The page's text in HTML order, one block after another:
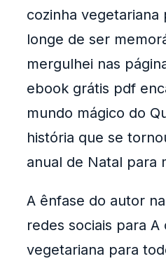
cozinha vegetariana
longe de ser
mergulhei nas
ebook grátis pdf
mundo mágico do
história que se
anual de Natal para
A ênfase do autor
redes sociais para A
vegetariana para